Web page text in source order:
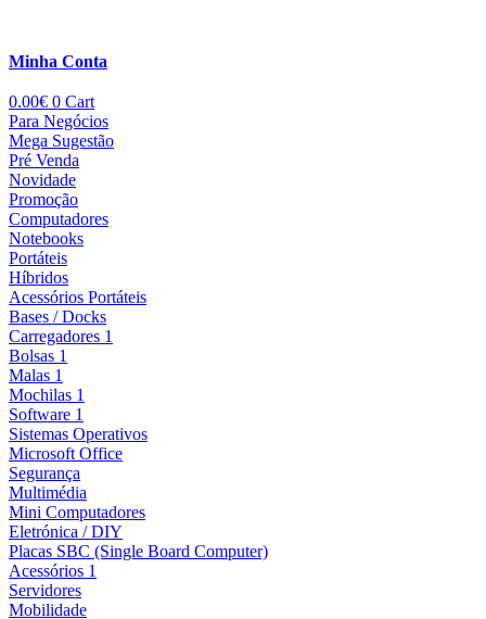
Minha Conta
0.00€ 0 Cart
Para Negócios
Mega Sugestão
Pré Venda
Novidade
Promoção
Computadores
Notebooks
Portáteis
Híbridos
Acessórios Portáteis
Bases / Docks
Carregadores 1
Bolsas 1
Malas 1
Mochilas 1
Software 1
Sistemas Operativos
Microsoft Office
Segurança
Multimédia
Mini Computadores
Eletrónica / DIY
Placas SBC (Single Board Computer)
Acessórios 1
Servidores
Mobilidade